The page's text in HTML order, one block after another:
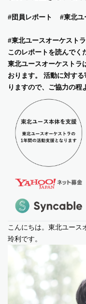
#団員レポート #東北ユ
#東北ユースオーケスト
このレポートを読んでく
東北ユースオーケストラ
おります。 活動に対す
りますので、ご協力の程
こんにちは。東北ユース
玲利です。